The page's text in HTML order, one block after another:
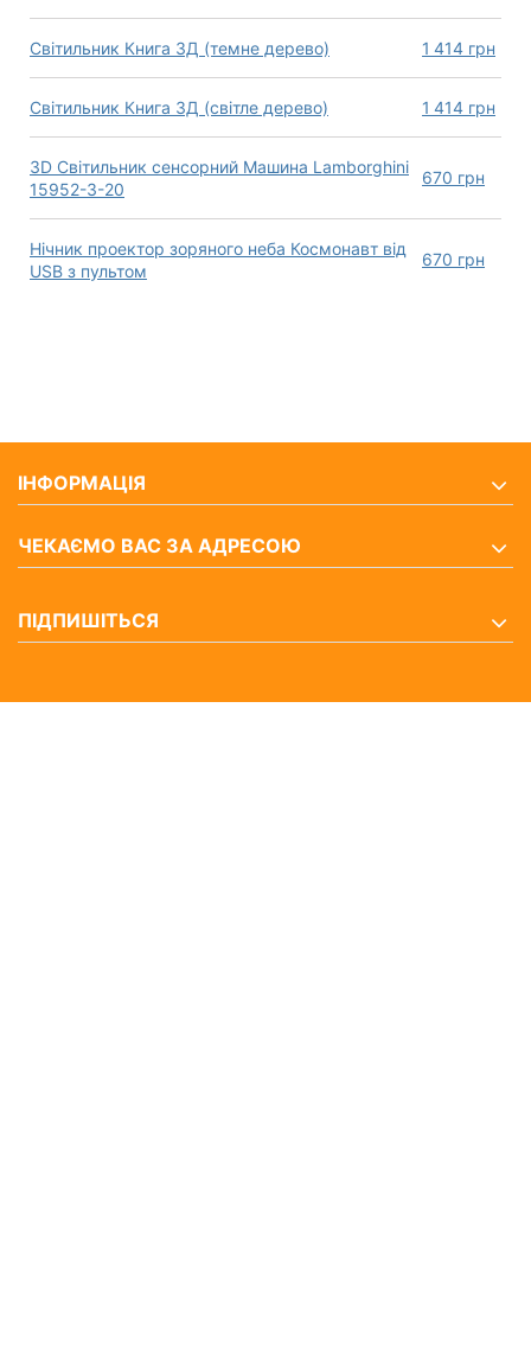
Світильник Книга 3Д (темне дерево) 1 414 грн
Світильник Книга 3Д (світле дерево) 1 414 грн
3D Світильник сенсорний Машина Lamborghini
15952-3-20
670 грн
Нічник проектор зоряного неба Космонавт від
USB з пультом
670 грн
ІНФОРМАЦІЯ
ЧЕКАЄМО ВАС ЗА АДРЕСОЮ
ПІДПИШІТЬСЯ